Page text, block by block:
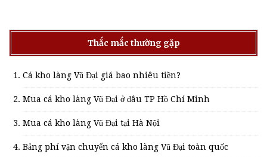
Thắc mắc thường gặp
Cá kho làng Vũ Đại giá bao nhiêu tiền?
Mua cá kho làng Vũ Đại ở đâu TP Hồ Chí Minh
Mua cá kho làng Vũ Đại tại Hà Nội
Bảng phí vận chuyển cá kho làng Vũ Đại toàn quốc